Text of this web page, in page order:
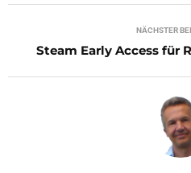
NÄCHSTER
Steam Early Access für